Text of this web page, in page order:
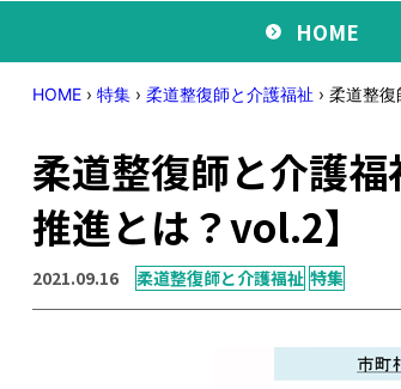
HOME
HOME › 特集 › 柔道整復師と介護福祉 › 柔道整復
柔道整復師と介護
推進とは？vol.2】
2021.09.16 柔道整復師と介護福祉 特集